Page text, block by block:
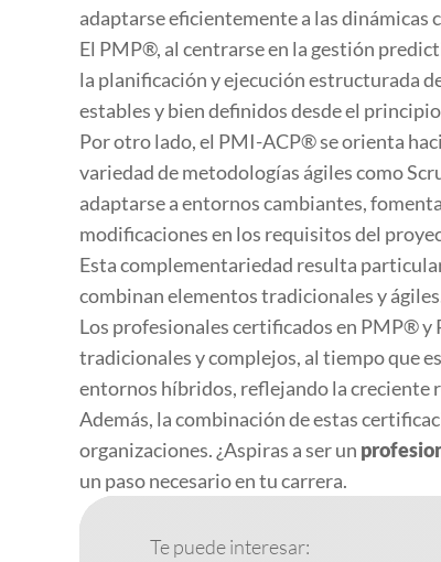
adaptarse eficientemente a las
El PMP®, al centrarse en la gestión
la planificación y ejecución estructurada
estables y bien definidos desde el
Por otro lado, el PMI-ACP® se orienta
variedad de metodologías ágiles como
adaptarse a entornos cambiantes,
modificaciones en los requisitos del
Esta complementariedad resulta
combinan elementos tradicionales y
Los profesionales certificados en PMP®
tradicionales y complejos, al tiempo que
entornos híbridos, reflejando la creciente
Además, la combinación de estas
organizaciones. ¿Aspiras a ser un
un paso necesario en tu carrera.
Te puede interesar: